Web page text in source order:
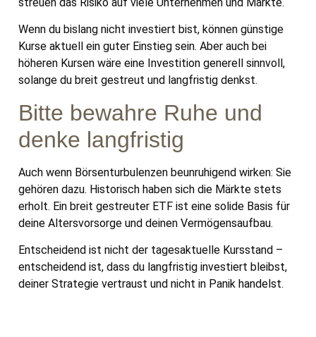
Wenn du bislang nicht investiert bist, können günstige
Kurse aktuell ein guter Einstieg sein. Aber auch bei
höheren Kursen wäre eine Investition generell sinnvoll,
solange du breit gestreut und langfristig denkst.
Bitte bewahre Ruhe und
denke langfristig
Auch wenn Börsenturbulenzen beunruhigend wirken: Sie
gehören dazu. Historisch haben sich die Märkte stets
erholt. Ein breit gestreuter ETF ist eine solide Basis für
deine Altersvorsorge und deinen Vermögensaufbau.
Entscheidend ist nicht der tagesaktuelle Kursstand –
entscheidend ist, dass du langfristig investiert bleibst,
deiner Strategie vertraust und nicht in Panik handelst.